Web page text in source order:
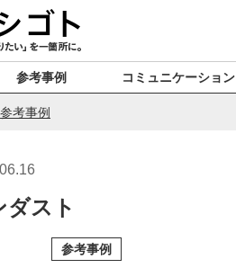
参考事例 コミュニケーション
参考事例
ダスト
参考事例